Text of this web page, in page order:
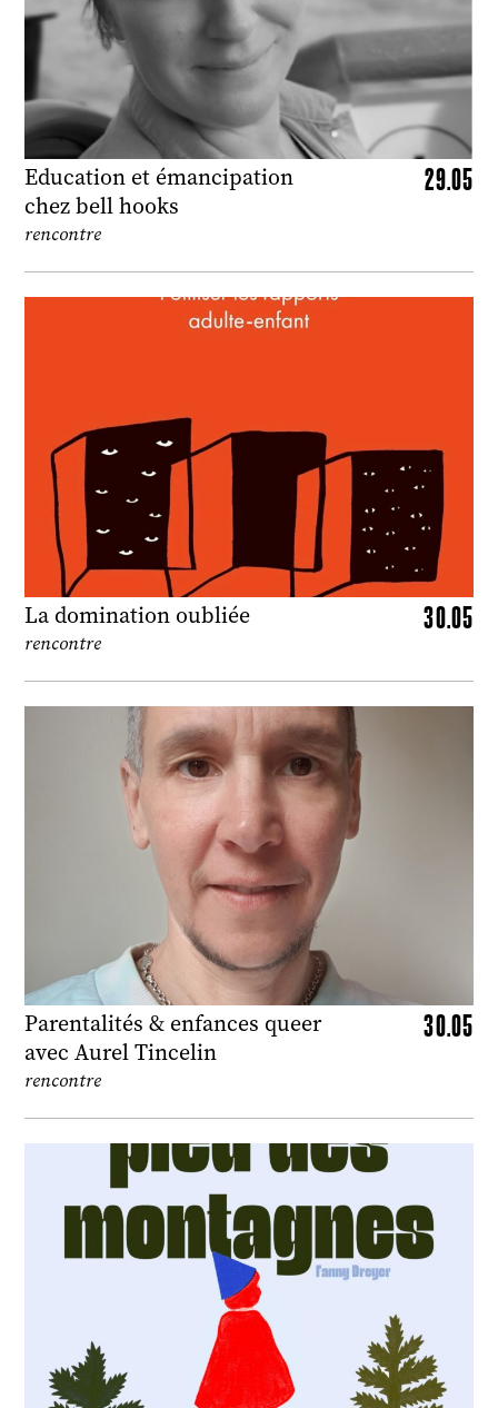
Education et émancipation
chez bell hooks
29.05
rencontre
La domination oubliée 30.05
rencontre
Parentalités & enfances queer
avec Aurel Tincelin
30.05
rencontre